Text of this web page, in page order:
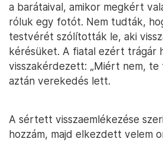
a barátaival, amikor megkért
róluk egy fotót. Nem tudták,
testvérét szólították le, aki
kérésüket. A fiatal ezért trágár
visszakérdezett: „Miért nem, te
aztán verekedés lett.
A sértett visszaemlékezése
hozzám, majd elkezdett velem